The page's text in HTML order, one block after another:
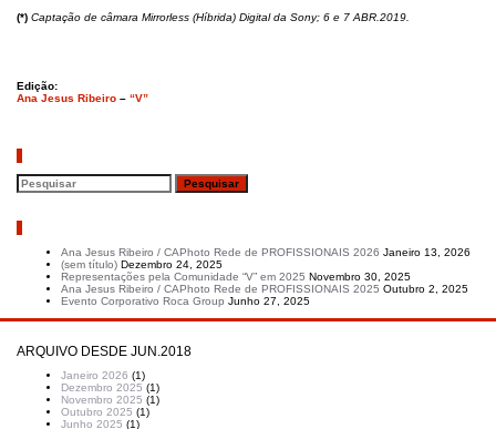
(*) Captação de câmara Mirrorless (Híbrida) Digital da Sony; 6 e 7 ABR.2019.
Edição:
Ana Jesus Ribeiro – “V”
Ana Jesus Ribeiro / CAPhoto Rede de PROFISSIONAIS 2026 Janeiro 13, 2026
(sem título) Dezembro 24, 2025
Representações pela Comunidade “V” em 2025 Novembro 30, 2025
Ana Jesus Ribeiro / CAPhoto Rede de PROFISSIONAIS 2025 Outubro 2, 2025
Evento Corporativo Roca Group Junho 27, 2025
ARQUIVO DESDE JUN.2018
Janeiro 2026 (1)
Dezembro 2025 (1)
Novembro 2025 (1)
Outubro 2025 (1)
Junho 2025 (1)